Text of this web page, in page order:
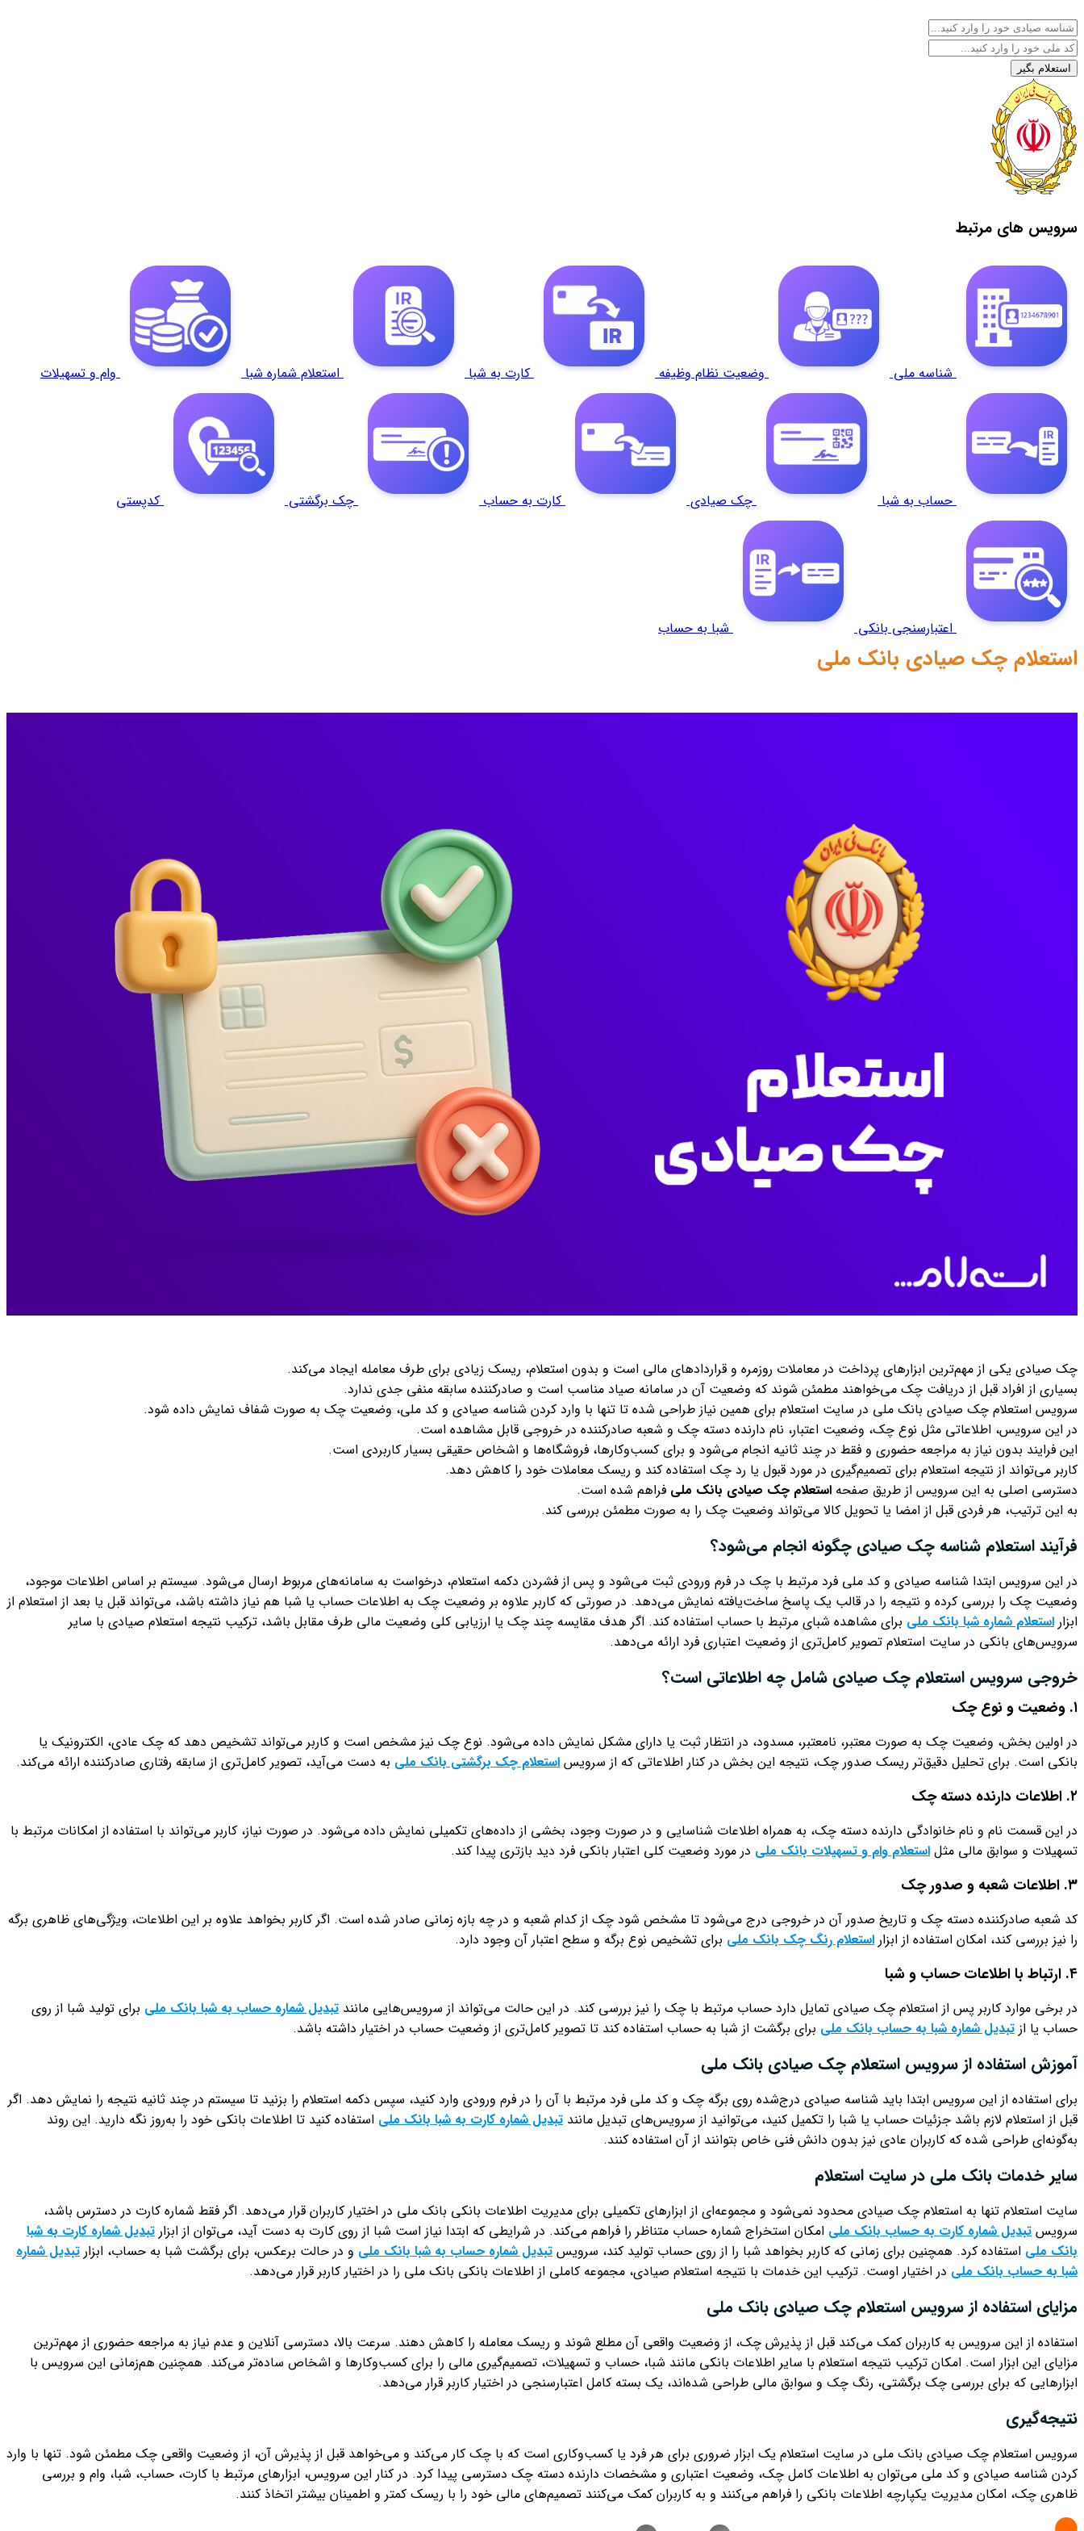
استعلام بگیر
سرویس های مرتبط
شناسه ملی وضعیت نظام وظیفه کارت به شبا استعلام شماره شبا وام و تسهیلات
حساب به شبا چک صیادی کارت به حساب چک برگشتی کدپستی
اعتبارسنجی بانکی شبا به حساب
استعلام چک صیادی بانک ملی
چک صیادی یکی از مهم‌ترین ابزارهای پرداخت در معاملات روزمره و قراردادهای مالی است و بدون استعلام، ریسک زیادی برای طرف معامله ایجاد می‌کند.
بسیاری از افراد قبل از دریافت چک می‌خواهند مطمئن شوند که وضعیت آن در سامانه صیاد مناسب است و صادرکننده سابقه منفی جدی ندارد.
سرویس استعلام چک صیادی بانک ملی در سایت استعلام برای همین نیاز طراحی شده تا تنها با وارد کردن شناسه صیادی و کد ملی، وضعیت چک به صورت شفاف نمایش داده شود.
در این سرویس، اطلاعاتی مثل نوع چک، وضعیت اعتبار، نام دارنده دسته چک و شعبه صادرکننده در خروجی قابل مشاهده است.
این فرایند بدون نیاز به مراجعه حضوری و فقط در چند ثانیه انجام می‌شود و برای کسب‌وکارها، فروشگاه‌ها و اشخاص حقیقی بسیار کاربردی است.
کاربر می‌تواند از نتیجه استعلام برای تصمیم‌گیری در مورد قبول یا رد چک استفاده کند و ریسک معاملات خود را کاهش دهد.
دسترسی اصلی به این سرویس از طریق صفحه استعلام چک صیادی بانک ملی فراهم شده است.
به این ترتیب، هر فردی قبل از امضا یا تحویل کالا می‌تواند وضعیت چک را به صورت مطمئن بررسی کند.
فرآیند استعلام شناسه چک صیادی چگونه انجام می‌شود؟
در این سرویس ابتدا شناسه صیادی و کد ملی فرد مرتبط با چک در فرم ورودی ثبت می‌شود و پس از فشردن دکمه استعلام، درخواست به سامانه‌های مربوط ارسال می‌شود. سیستم بر اساس اطلاعات موجود،
وضعیت چک را بررسی کرده و نتیجه را در قالب یک پاسخ ساخت‌یافته نمایش می‌دهد. در صورتی که کاربر علاوه بر وضعیت چک به اطلاعات حساب یا شبا هم نیاز داشته باشد، می‌تواند قبل یا بعد از استعلام از
ابزار استعلام شماره شبا بانک ملی برای مشاهده شبای مرتبط با حساب استفاده کند. اگر هدف مقایسه چند چک یا ارزیابی کلی وضعیت مالی طرف مقابل باشد، ترکیب نتیجه استعلام صیادی با سایر
سرویس‌های بانکی در سایت استعلام تصویر کامل‌تری از وضعیت اعتباری فرد ارائه می‌دهد.
خروجی سرویس استعلام چک صیادی شامل چه اطلاعاتی است؟
۱. وضعیت و نوع چک
در اولین بخش، وضعیت چک به صورت معتبر، نامعتبر، مسدود، در انتظار ثبت یا دارای مشکل نمایش داده می‌شود. نوع چک نیز مشخص است و کاربر می‌تواند تشخیص دهد که چک عادی، الکترونیک یا
بانکی است. برای تحلیل دقیق‌تر ریسک صدور چک، نتیجه این بخش در کنار اطلاعاتی که از سرویس استعلام چک برگشتی بانک ملی به دست می‌آید، تصویر کامل‌تری از سابقه رفتاری صادرکننده ارائه می‌کند.
۲. اطلاعات دارنده دسته چک
در این قسمت نام و نام خانوادگی دارنده دسته چک، به همراه اطلاعات شناسایی و در صورت وجود، بخشی از داده‌های تکمیلی نمایش داده می‌شود. در صورت نیاز، کاربر می‌تواند با استفاده از امکانات مرتبط با
تسهیلات و سوابق مالی مثل استعلام وام و تسهیلات بانک ملی در مورد وضعیت کلی اعتبار بانکی فرد دید بازتری پیدا کند.
۳. اطلاعات شعبه و صدور چک
کد شعبه صادرکننده دسته چک و تاریخ صدور آن در خروجی درج می‌شود تا مشخص شود چک از کدام شعبه و در چه بازه زمانی صادر شده است. اگر کاربر بخواهد علاوه بر این اطلاعات، ویژگی‌های ظاهری برگه
را نیز بررسی کند، امکان استفاده از ابزار استعلام رنگ چک بانک ملی برای تشخیص نوع برگه و سطح اعتبار آن وجود دارد.
۴. ارتباط با اطلاعات حساب و شبا
در برخی موارد کاربر پس از استعلام چک صیادی تمایل دارد حساب مرتبط با چک را نیز بررسی کند. در این حالت می‌تواند از سرویس‌هایی مانند تبدیل شماره حساب به شبا بانک ملی برای تولید شبا از روی
حساب یا از تبدیل شماره شبا به حساب بانک ملی برای برگشت از شبا به حساب استفاده کند تا تصویر کامل‌تری از وضعیت حساب در اختیار داشته باشد.
آموزش استفاده از سرویس استعلام چک صیادی بانک ملی
برای استفاده از این سرویس ابتدا باید شناسه صیادی درج‌شده روی برگه چک و کد ملی فرد مرتبط با آن را در فرم ورودی وارد کنید، سپس دکمه استعلام را بزنید تا سیستم در چند ثانیه نتیجه را نمایش دهد. اگر
قبل از استعلام لازم باشد جزئیات حساب یا شبا را تکمیل کنید، می‌توانید از سرویس‌های تبدیل مانند تبدیل شماره کارت به شبا بانک ملی استفاده کنید تا اطلاعات بانکی خود را به‌روز نگه دارید. این روند
به‌گونه‌ای طراحی شده که کاربران عادی نیز بدون دانش فنی خاص بتوانند از آن استفاده کنند.
سایر خدمات بانک ملی در سایت استعلام
سایت استعلام تنها به استعلام چک صیادی محدود نمی‌شود و مجموعه‌ای از ابزارهای تکمیلی برای مدیریت اطلاعات بانکی بانک ملی در اختیار کاربران قرار می‌دهد. اگر فقط شماره کارت در دسترس باشد،
سرویس تبدیل شماره کارت به حساب بانک ملی امکان استخراج شماره حساب متناظر را فراهم می‌کند. در شرایطی که ابتدا نیاز است شبا از روی کارت به دست آید، می‌توان از ابزار تبدیل شماره کارت به شبا
بانک ملی استفاده کرد. همچنین برای زمانی که کاربر بخواهد شبا را از روی حساب تولید کند، سرویس تبدیل شماره حساب به شبا بانک ملی و در حالت برعکس، برای برگشت شبا به حساب، ابزار تبدیل شماره
شبا به حساب بانک ملی در اختیار اوست. ترکیب این خدمات با نتیجه استعلام صیادی، مجموعه کاملی از اطلاعات بانکی بانک ملی را در اختیار کاربر قرار می‌دهد.
مزایای استفاده از سرویس استعلام چک صیادی بانک ملی
استفاده از این سرویس به کاربران کمک می‌کند قبل از پذیرش چک، از وضعیت واقعی آن مطلع شوند و ریسک معامله را کاهش دهند. سرعت بالا، دسترسی آنلاین و عدم نیاز به مراجعه حضوری از مهم‌ترین
مزایای این ابزار است. امکان ترکیب نتیجه استعلام با سایر اطلاعات بانکی مانند شبا، حساب و تسهیلات، تصمیم‌گیری مالی را برای کسب‌وکارها و اشخاص ساده‌تر می‌کند. همچنین هم‌زمانی این سرویس با
ابزارهایی که برای بررسی چک برگشتی، رنگ چک و سوابق مالی طراحی شده‌اند، یک بسته کامل اعتبارسنجی در اختیار کاربر قرار می‌دهد.
نتیجه‌گیری
سرویس استعلام چک صیادی بانک ملی در سایت استعلام یک ابزار ضروری برای هر فرد یا کسب‌وکاری است که با چک کار می‌کند و می‌خواهد قبل از پذیرش آن، از وضعیت واقعی چک مطمئن شود. تنها با وارد
کردن شناسه صیادی و کد ملی می‌توان به اطلاعات کامل چک، وضعیت اعتباری و مشخصات دارنده دسته چک دسترسی پیدا کرد. در کنار این سرویس، ابزارهای مرتبط با کارت، حساب، شبا، وام و بررسی
ظاهری چک، امکان مدیریت یکپارچه اطلاعات بانکی را فراهم می‌کنند و به کاربران کمک می‌کنند تصمیم‌های مالی خود را با ریسک کمتر و اطمینان بیشتر اتخاذ کنند.